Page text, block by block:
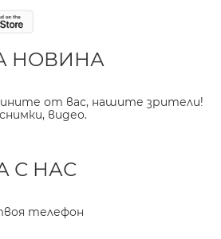
НОВИНА
от вас, нашите зрители!
видео.
С НАС
телефон